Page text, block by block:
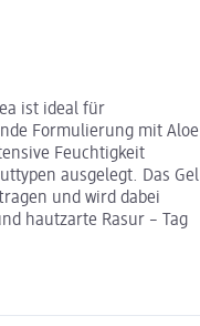
ist ideal für
Formulierung mit Aloe
Feuchtigkeit
ausgelegt. Das Gel
und wird dabei
hautzarte Rasur – Tag